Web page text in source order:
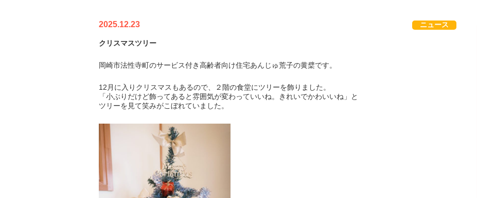
クリスマスツリー
岡崎市法性寺町のサービス付き高齢者向け住宅あんじゅ荒子の黄檗です。
12月に入りクリスマスもあるので、２階の食堂にツリーを飾りました。
「小ぶりだけど飾ってあると雰囲気が変わっていいね。きれいでかわいいね」と
ツリーを見て笑みがこぼれていました。